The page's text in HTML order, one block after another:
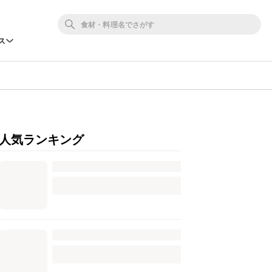
人気ランキング